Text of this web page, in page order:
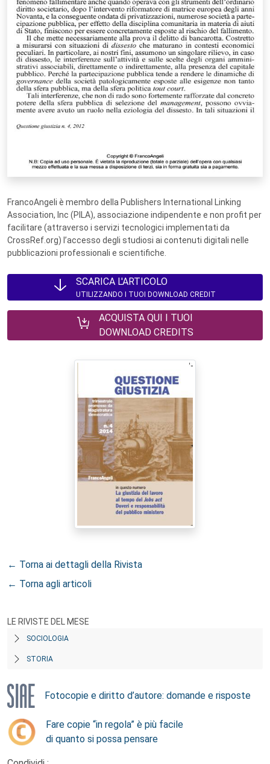
FrancoAngeli è membro della Publishers International Linking
Association, Inc (PILA), associazione indipendente e non profit per
facilitare (attraverso i servizi tecnologici implementati da
CrossRef.org) l’accesso degli studiosi ai contenuti digitali nelle
pubblicazioni professionali e scientifiche.
SCARICA L'ARTICOLO
UTILIZZANDO I TUOI DOWNLOAD CREDIT
ACQUISTA QUI I TUOI
DOWNLOAD CREDITS
← Torna ai dettagli della Rivista
← Torna agli articoli
LE RIVISTE DEL MESE
SOCIOLOGIA
STORIA
Fotocopie e diritto d’autore: domande e risposte
Fare copie “in regola” è più facile
di quanto si possa pensare